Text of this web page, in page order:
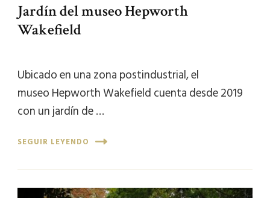
Jardín del museo Hepworth
Wakefield
Ubicado en una zona postindustrial, el
museo Hepworth Wakefield cuenta desde 2019
con un jardín de …
SEGUIR LEYENDO